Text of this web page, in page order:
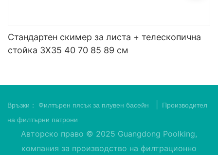
Стандартен скимер за листа + телескопична
стойка 3X35 40 70 85 89 см
Връзки： Филтърен пясък за плувен басейн
Производител
на филтърни патрони
Авторско право © 2025 Guangdong Poolking,
компания за производство на филтрационно